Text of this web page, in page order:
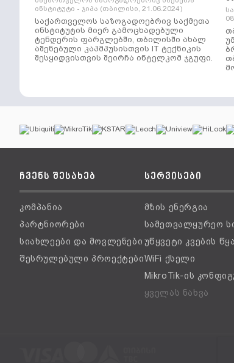
ინსტიტუტი - ჯიპა (თბილისი, 21.06.2024)
საქართველოს საზოგადოებრივ საქმეთა
ინსტიტუტის მიერ გამოცხადებული
ტენდერის ფარგლებში, თბილისში ახალ
აშენებული კაპმპუსისთვის IT ტექნიკის
შესყიდვისთვის შეირჩა ინტელკომ ჯგუფი.
ჩვენს შესახებ
კომპანია
პარტნიორები
სიახლეები და მოვლენები
შესრულებული პროექტები
სერვისები
მზის ენერგია
სამეთვალყურეო
უწყვეტი კვების
WiFi ქსელი
MikroTik-ის
ყველას ნახვა